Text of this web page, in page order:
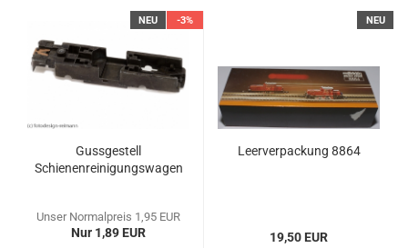
NEU -3%
Gussgestell
Schienenreinigungswagen
Unser Normalpreis 1,95 EUR
Nur 1,89 EUR
NEU
Leerverpackung 8864
19,50 EUR